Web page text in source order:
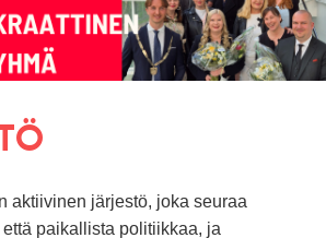
aktiivinen järjestö, joka seuraa
paikallista politiikkaa, ja